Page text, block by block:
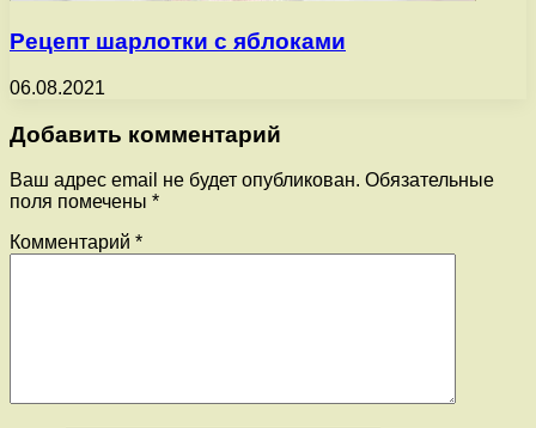
Рецепт шарлотки с яблоками
06.08.2021
Добавить комментарий
Ваш адрес email не будет опубликован. Обязательные
поля помечены *
Комментарий *